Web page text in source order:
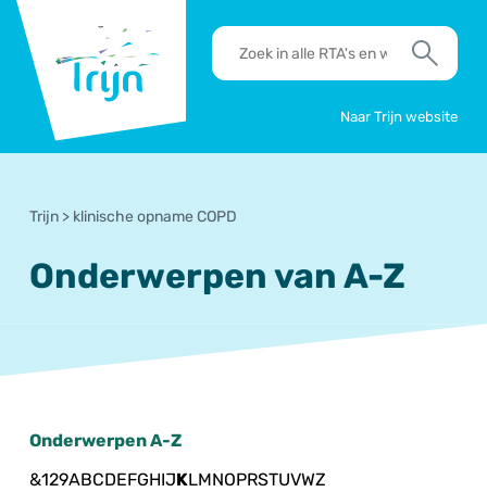
Trijn
RTA's
en
Zoek
Naar Trijn website
Trijn > klinische opname COPD
Onderwerpen van A-Z
Onderwerpen A-Z
&129ABCDEFGHIJKLMNOPRSTUVWZ